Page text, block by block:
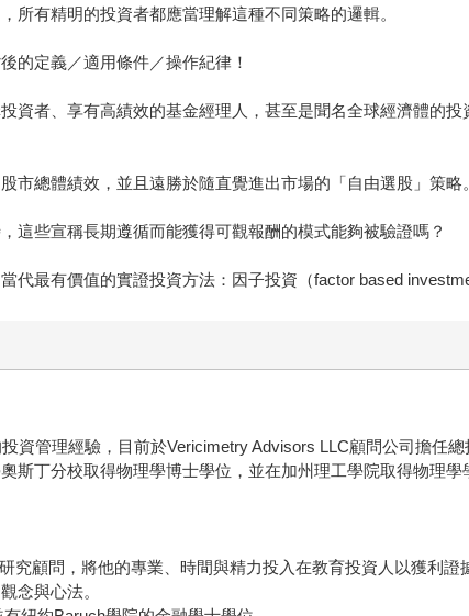
有精明的投資者都應當理解這種不同策略的邏輯。
的定義／適用條件／操作紀律！
資者、享有高績效的基金經理人，甚至是聞名全球經濟體的
市總體績效，並且遠勝於隨直覺進出市場的「自由選股」策略。
這些宣稱長期遵循而能獲得可觀報酬的模式能夠被驗證嗎？
代最有價值的實證投資方法：因子投資（factor based
資管理經驗，目前於Vericimetry Advisors LLC顧問公司擔任
斯丁分校取得物理學博士學位，並在加州理工學院取得物理學
究顧問，將他的專業、時間與精力投入在教育投資人以獲利
念與心法。